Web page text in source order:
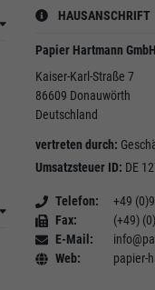
HAUSANSCHRIFT
Papier Hartmann GmbH
Kaiser-Karl-Straße 7
86609 Donauwörth
Deutschland
vertreten durch:
Umsatzsteuer ID: DE
Telefon
+49
Fax
(+49)
E-Mail
Web
papier-